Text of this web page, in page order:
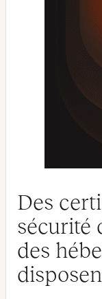
Des
sécurité
des